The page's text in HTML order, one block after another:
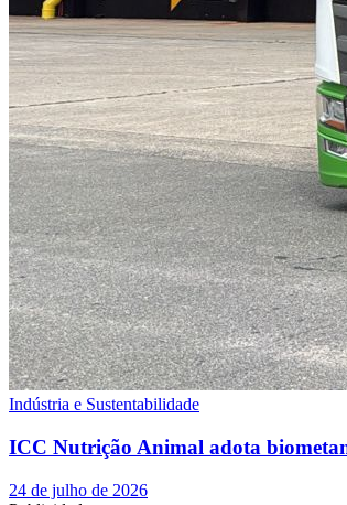
Indústria e Sustentabilidade
ICC Nutrição Animal adota
24 de julho de 2026